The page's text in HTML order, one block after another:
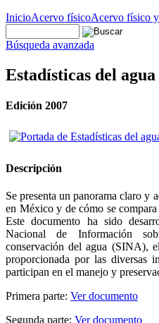
InicioAcervo físicoAcervo físico
Búsqueda avanzada
Estadísticas del
Edición 2007
Descripción
Se presenta un panorama claro y
en México y de cómo se
Este documento ha sido
Nacional de Información
conservación del agua (SINA),
proporcionada por las diversas
participan en el manejo y
Primera parte: Ver documento
Segunda parte: Ver documento